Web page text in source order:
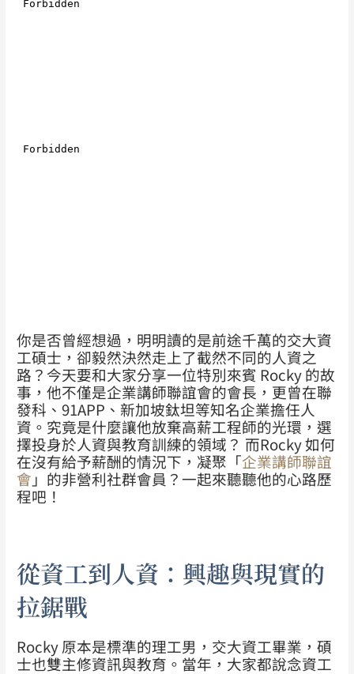
你是否曾經想過，明明讀的是前途千萬的交大資
工碩士，卻毅然決然走上了截然不同的人資之
路？今天要和大家分享一位特別來賓 Rocky 的故
事，他不僅是企業講師聯誼會的會長，更曾在聯
發科、91APP、新加坡鈦坦等知名企業擔任人
資。究竟是什麼讓他放棄高薪工程師的光環，選
擇投身於人資與教育訓練的領域？ 而Rocky 如何
在沒有給予薪酬的情況下，凝聚「企業講師聯誼
會 」的非營利社群會員？一起來聽聽他的心路歷
程吧！
從資工到人資：興趣與現實的
拉鋸戰
Rocky 原本是標準的理工男，交大資工畢業，碩
士也雙主修資訊與教育。當年，大家都說念資工